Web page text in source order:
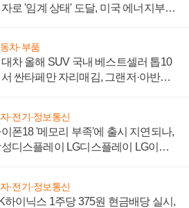
로 '임계 상태' 도달, 미국 에너지부
차·부품
차 올해 SUV 국내 베스트셀러 톱10
싼타페만 자리매김, 그랜저·아반떼
·전기·정보통신
폰18 '메모리 부족'에 출시 지연되나,
디스플레이 LG디스플레이 LG이노
·전기·정보통신
하이닉스 1주당 375원 현금배당 실시,